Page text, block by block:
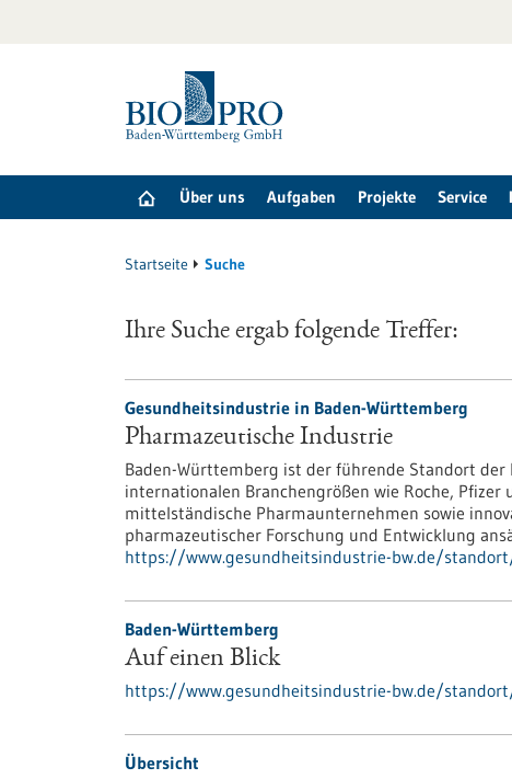
Über uns Aufgaben Projekte Service
Startseite Suche
Ihre Suche ergab folgende Treffer:
Gesundheitsindustrie in Baden-Württemberg
Pharmazeutische Industrie
Baden-Württemberg ist der führende Standort
internationalen Branchengrößen wie Roche,
mittelständische Pharmaunternehmen sowie
pharmazeutischer Forschung und Entwicklung
https://www.gesundheitsindustrie-bw.de/
Baden-Württemberg
Auf einen Blick
https://www.gesundheitsindustrie-bw.de/
Übersicht